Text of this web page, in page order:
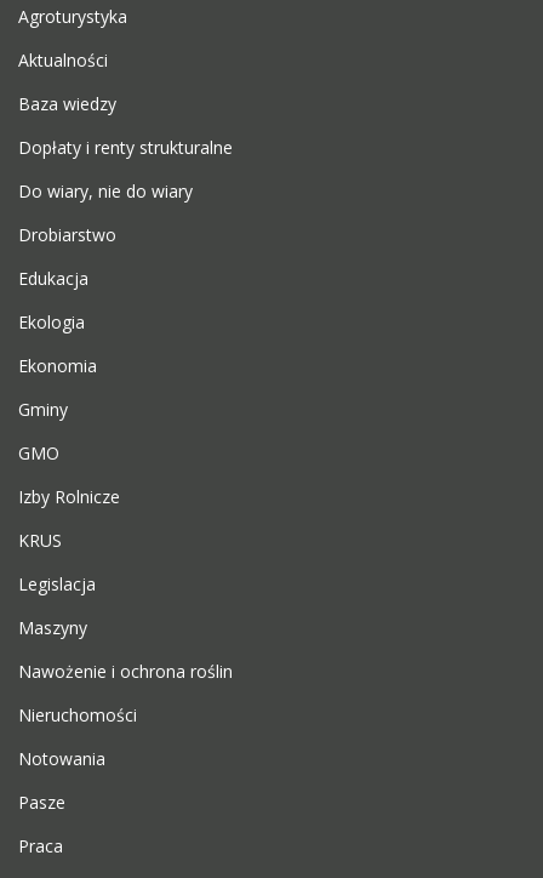
Agroturystyka
Aktualności
Baza wiedzy
Dopłaty i renty strukturalne
Do wiary, nie do wiary
Drobiarstwo
Edukacja
Ekologia
Ekonomia
Gminy
GMO
Izby Rolnicze
KRUS
Legislacja
Maszyny
Nawożenie i ochrona roślin
Nieruchomości
Notowania
Pasze
Praca